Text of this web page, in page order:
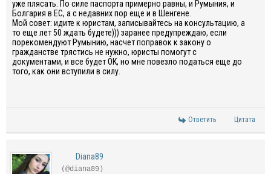
уже плясать. По силе паспорта примерно равны, и Румыния, и
Болгария в ЕС, а с недавних пор еще и в Шенгене.
Мой совет: идите к юристам, записывайтесь на консультацию, а
то еще лет 50 ждать будете))) заранее предупреждаю, если
порекомендуют Румынию, насчет поправок к закону о
гражданстве трястись не нужно, юристы помогут с
документами, и все будет ОК, но мне повезло податься еще до
того, как они вступили в силу.
Ответить Цитата
Diana89
(@diana89)